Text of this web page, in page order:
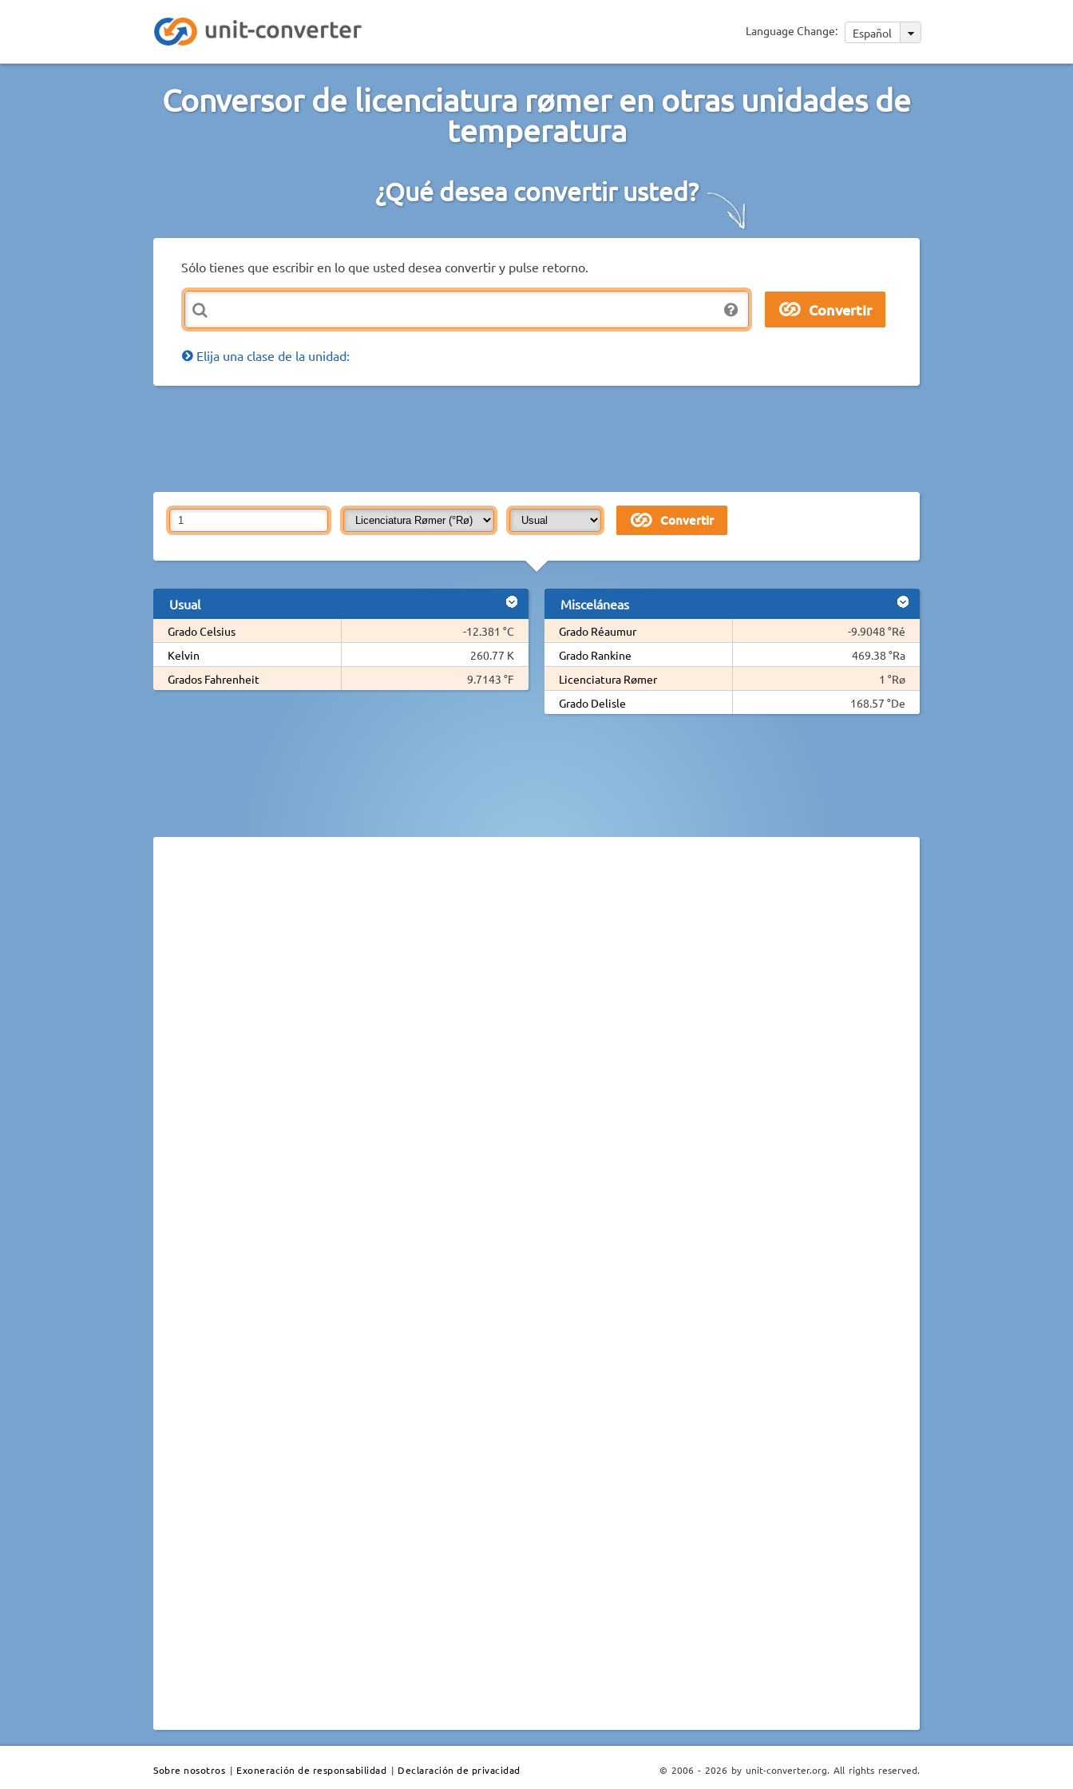
Language Change: Español
Conversor de licenciatura rømer en otras unidades de
temperatura
¿Qué desea convertir usted?
Sólo tienes que escribir en lo que usted desea convertir y pulse retorno.
Elija una clase de la unidad:
Usual
Grado Celsius
-12.381 °C
Kelvin
260.77 K
Grados Fahrenheit
9.7143 °F
Misceláneas
Grado Réaumur
-9.9048 °Ré
Grado Rankine
469.38 °Ra
Licenciatura Rømer
1 °Rø
Grado Delisle
168.57 °De
Sobre nosotros | Exoneración de responsabilidad | Declaración de privacidad © 2006 - 2026 by unit-converter.org. All rights reserved.